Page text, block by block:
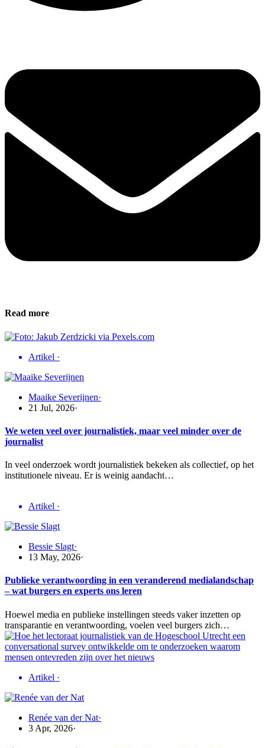
Read more
Artikel ·
Maaike Severijnen·
21 Jul, 2026·
We weten veel over journalistiek, maar veel minder over de
journalist
In veel onderzoek wordt journalistiek bekeken als collectief, op het
institutionele niveau. Er is weinig aandacht…
Artikel ·
Bessie Slagt·
13 May, 2026·
Publieke verantwoording in een veranderend medialandschap
– wat burgers en experts ons leren
Hoewel media en publieke instellingen steeds vaker inzetten op
transparantie en verantwoording, voelen veel burgers zich…
Artikel ·
Renée van der Nat·
3 Apr, 2026·